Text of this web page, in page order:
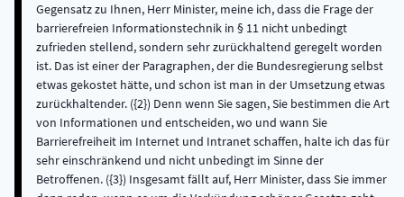
Gegensatz zu Ihnen, Herr Minister, meine ich, dass die Frage der
barrierefreien Informationstechnik in § 11 nicht unbedingt
zufrieden stellend, sondern sehr zurückhaltend geregelt worden
ist. Das ist einer der Paragraphen, der die Bundesregierung selbst
etwas gekostet hätte, und schon ist man in der Umsetzung etwas
zurückhaltender. ({2}) Denn wenn Sie sagen, Sie bestimmen die Art
von Informationen und entscheiden, wo und wann Sie
Barrierefreiheit im Internet und Intranet schaffen, halte ich das für
sehr einschränkend und nicht unbedingt im Sinne der
Betroffenen. ({3}) Insgesamt fällt auf, Herr Minister, dass Sie immer